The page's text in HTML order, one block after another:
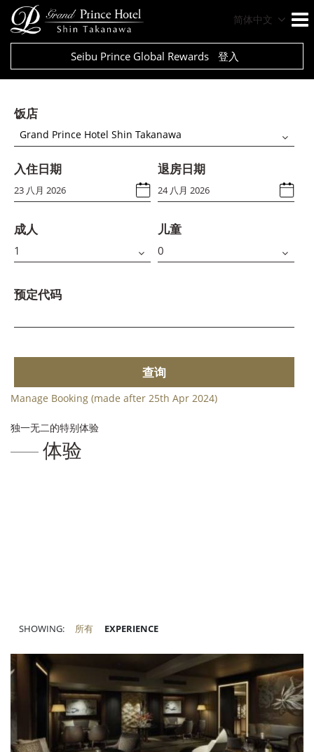
简体中文
Seibu Prince Global Rewards 登入
饭店
Grand Prince Hotel Shin Takanawa
入住日期 退房日期
成人 儿童
预定代码
查询
Manage Booking (made after 25th Apr 2024)
独一无二的特别体验
体验
SHOWING: 所有 EXPERIENCE